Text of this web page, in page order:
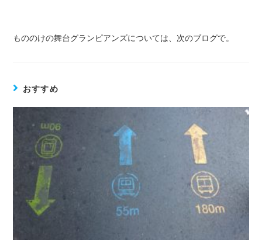
もののけの舞台グランピアンズについては、次のブログで。
おすすめ